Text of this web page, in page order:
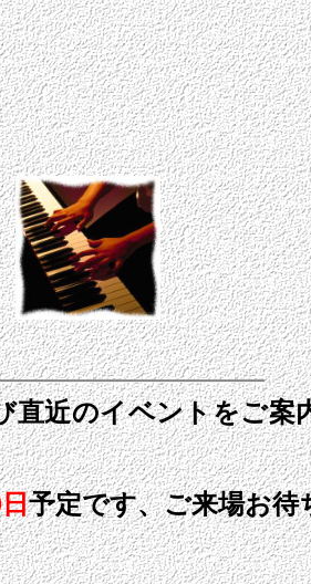
近のイベントをご案
予定です、ご来場お待